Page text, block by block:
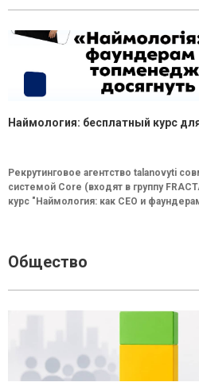
Наймология: бесплатный курс
Рекрутинговое агентство talanovyti
системой Core (входят в группу
курс "Наймология: как СEO и
Общество